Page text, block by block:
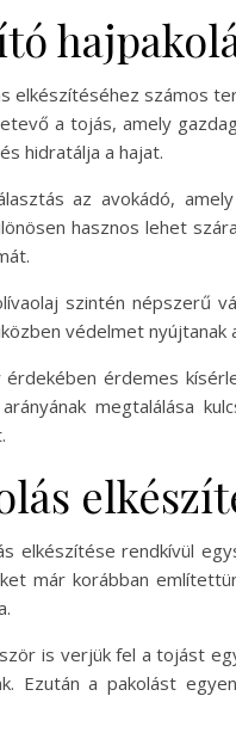
elkészítéséhez számos
a tojás, amely
hidratálja a hajat.
az avokádó,
hasznos lehet
szintén népszerű
védelmet nyújtanak
érdemes
arányának megtalálása
elkészítése rendkívül
már korábban
is verjük fel a tojást
Ezután a pakolást